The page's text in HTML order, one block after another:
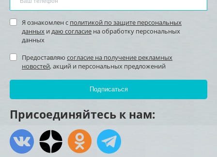
Я ознакомлен с политикой по защите персональных
данных и даю согласие на обработку персональных
данных
Предоставляю согласие на получение рекламных
новостей, акций и персональных предложений
Присоединяйтесь к нам: